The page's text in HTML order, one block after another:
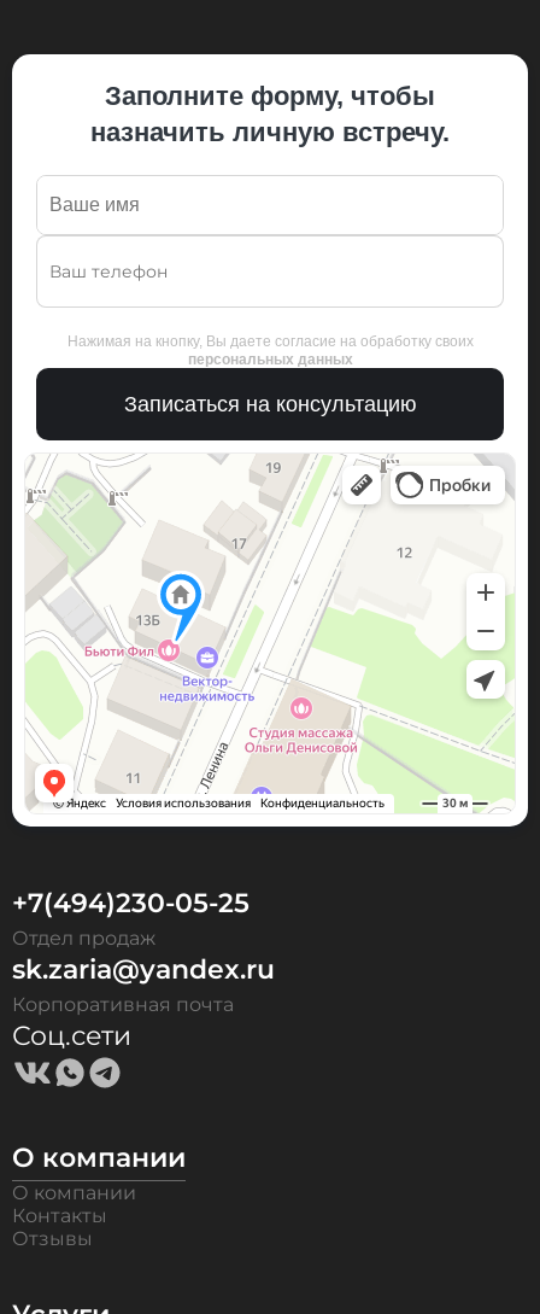
Заполните форму, чтобы
назначить личную встречу.
Нажимая на кнопку, Вы даете согласие на обработку своих
персональных данных
Записаться на консультацию
+7(494)230-05-25
Отдел продаж
sk.zaria@yandex.ru
Корпоративная почта
Соц.сети
О компании
О компании
Контакты
Отзывы